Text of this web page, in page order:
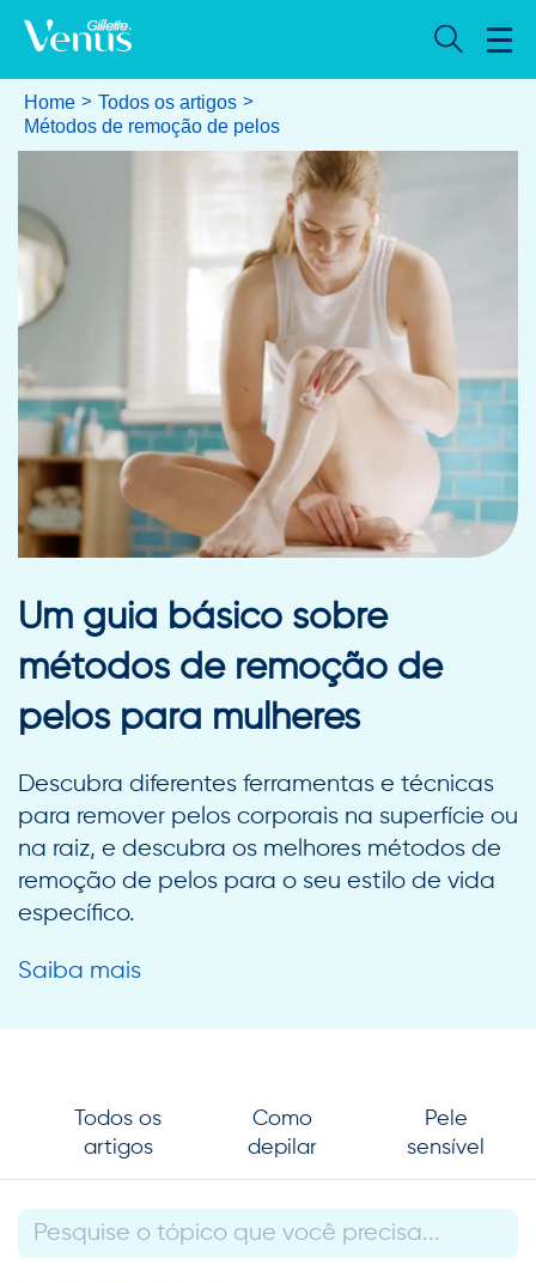
Home
Todos os artigos
Métodos de remoção de pelos
Um guia básico sobre
métodos de remoção de
pelos para mulheres
Descubra diferentes ferramentas e técnicas
para remover pelos corporais na superfície ou
na raiz, e descubra os melhores métodos de
remoção de pelos para o seu estilo de vida
específico.
Saiba mais
Todos os
artigos
Como
depilar
Pele
sensível